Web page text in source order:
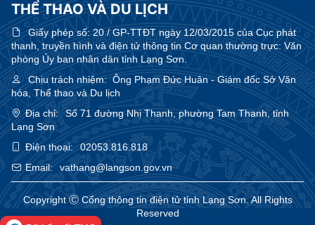
THỂ THAO VÀ DU LỊCH
Giấy phép số:20 / GP-TTĐT ngày 12/03/2015 của Cục phát
thanh, truyền hình và điện tử thông tin Cơ quan thường trực: Văn
phòng Ủy ban nhân dân tỉnh Lạng Sơn.
Chịu trách nhiệm:Ông Phạm Đức Huân - Giám đốc Sở Văn
hóa, Thể thao và Du lịch
Địa chỉ:
Số 71 đường Nhị Thanh, phường Tam Thanh, tỉnh
Lạng Sơn
Điện thoại:
02053.816.818
Email:
vathang@langson.gov.vn
Copyright Ⓒ Cổng thông tin điện tử tỉnh Lạng Sơn. All Rights
Reserved